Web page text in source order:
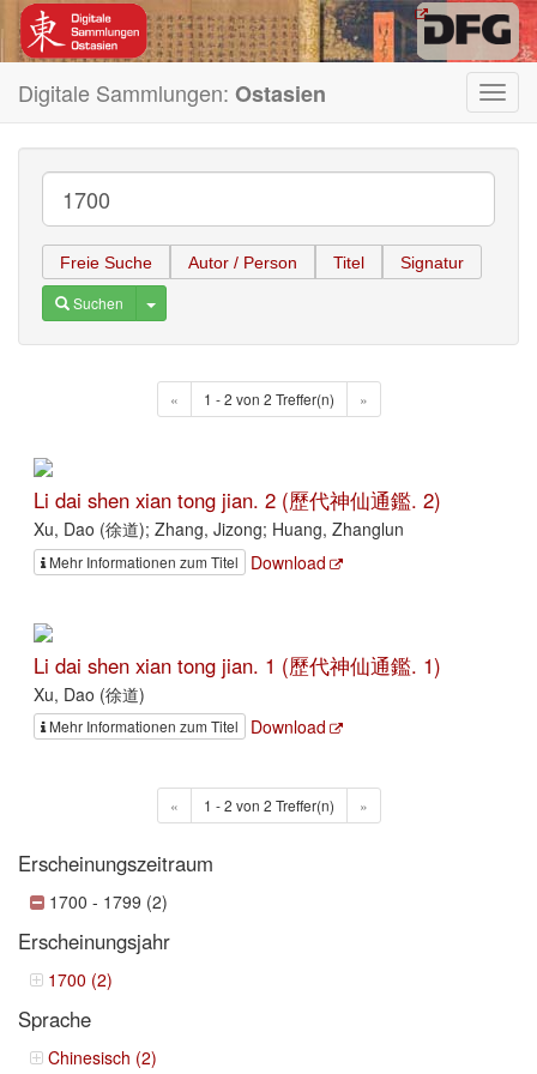
Digitale Sammlungen: Ostasien
Freie Suche Autor / Person Titel Signatur
Suchen Toggle Dropdown
« 1 - 2 von 2 Treffer(n) »
Li dai shen xian tong jian. 2 (歷代神仙通鑑. 2)
Xu, Dao (徐道); Zhang, Jizong; Huang, Zhanglun
Mehr Informationen zum Titel Download
Li dai shen xian tong jian. 1 (歷代神仙通鑑. 1)
Xu, Dao (徐道)
Mehr Informationen zum Titel Download
« 1 - 2 von 2 Treffer(n) »
Erscheinungszeitraum
1700 - 1799 (2)
Erscheinungsjahr
1700 (2)
Sprache
Chinesisch (2)